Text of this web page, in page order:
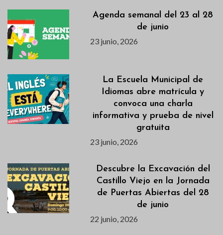
Agenda semanal del 23 al 28
de junio
23 junio, 2026
La Escuela Municipal de
Idiomas abre matrícula y
convoca una charla
informativa y prueba de nivel
gratuita
23 junio, 2026
Descubre la Excavación del
Castillo Viejo en la Jornada
de Puertas Abiertas del 28
de junio
22 junio, 2026